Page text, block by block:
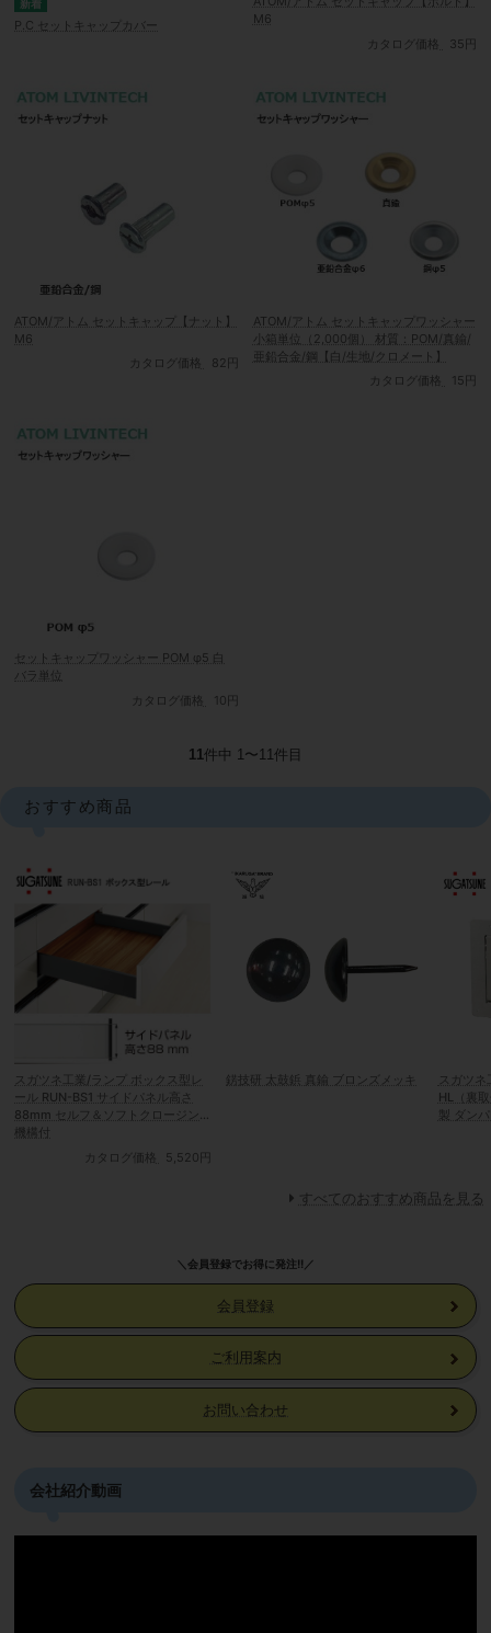
P.C セットキャップカバー
M6
カタログ価格
35円
ATOM/アトム セットキャップ【ナット】
M6
カタログ価格
82円
ATOM/アトム セットキャップワッシャー
小箱単位（2,000個） 材質：POM/真鍮/
亜鉛合金/鋼【白/生地/クロメート】
カタログ価格
15円
セットキャップワッシャー POM φ5 白
バラ単位
カタログ価格
10円
11件中 1〜11件目
おすすめ商品
スガツネ工業/ランプ ボックス型レ
ール RUN-BS1 サイドパネル高さ
88mm セルフ＆ソフトクロージング
機構付
カタログ価格
5,520円
錺技研 太鼓鋲 真鍮 ブロンズメッキ
スガツ
HL（裏
製 ダン
すべてのおすすめ商品を見る
＼会員登録でお得に発注!!／
会員登録
ご利用案内
お問い合わせ
会社紹介動画